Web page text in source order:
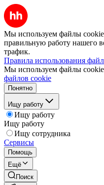
Мы используем файлы
правильную работу нашего
трафик.
Правила использования
Мы используем файлы
файлов cookie
Понятно
Ищу работу
Ищу работу
Ищу работу
Ищу сотрудника
Сервисы
Помощь
Ещё
Поиск